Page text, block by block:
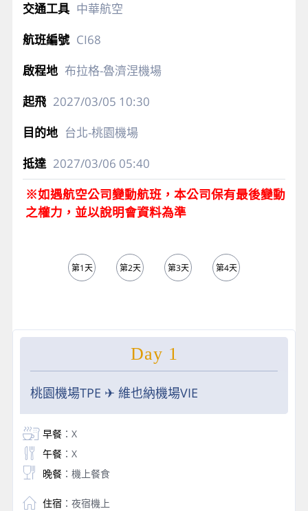
中華航空
CI68
布拉格-魯濟涅機場
2027/03/05 10:30
台北-桃園機場
2027/03/06 05:40
※如遇航空公司變動航班，本公司保有最後變動
之權力，並以說明會資料為準
第1天 第2天 第3天 第4天
Day 1
桃園機場TPE ✈ 維也納機場VIE
早餐：X
午餐：X
晚餐：機上餐食
住宿 ：夜宿機上